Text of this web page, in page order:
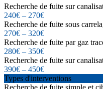
Recherche de fuite sur
240€ – 270€
Recherche de fuite sous
270€ – 320€
Recherche de fuite par gaz
280€ – 350€
Recherche de fuite sur
390€ – 450€
Types d'interventions
Recherche de fuite simple et